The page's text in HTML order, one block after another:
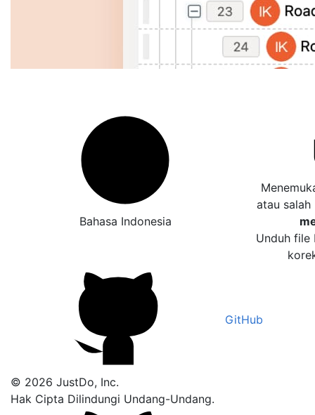
Bahasa Indonesia
atau
Unduh file
GitHub
© 2026 JustDo, Inc.
Hak Cipta Dilindungi Undang-Undang.